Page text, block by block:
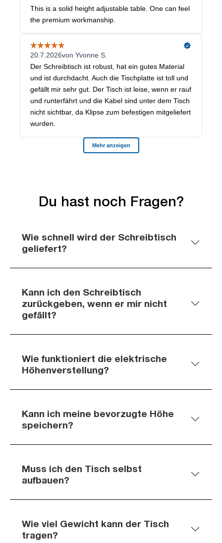
Du hast noch Fragen?
Wie schnell wird der Schreibtisch
geliefert?
Kann ich den Schreibtisch
zurückgeben, wenn er mir nicht
gefällt?
Wie funktioniert die elektrische
Höhenverstellung?
Kann ich meine bevorzugte Höhe
speichern?
Muss ich den Tisch selbst
aufbauen?
Wie viel Gewicht kann der Tisch
tragen?